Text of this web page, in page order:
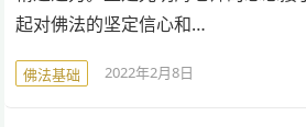
起对佛法的坚定信心和…
佛法基础 2022年2月8日